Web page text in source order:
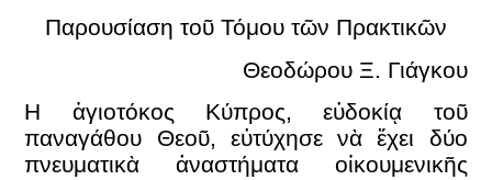
Παρουσίαση τοῦ Τόμου τῶν Πρακτικῶν
Θεοδώρου Ξ. Γιάγκου
Η ἁγιοτόκος Κύπρος, εὐδοκίᾳ τοῦ
παναγάθου Θεοῦ, εὐτύχησε νὰ ἔχει δύο
πνευματικὰ ἀναστήματα οἰκουμενικῆς